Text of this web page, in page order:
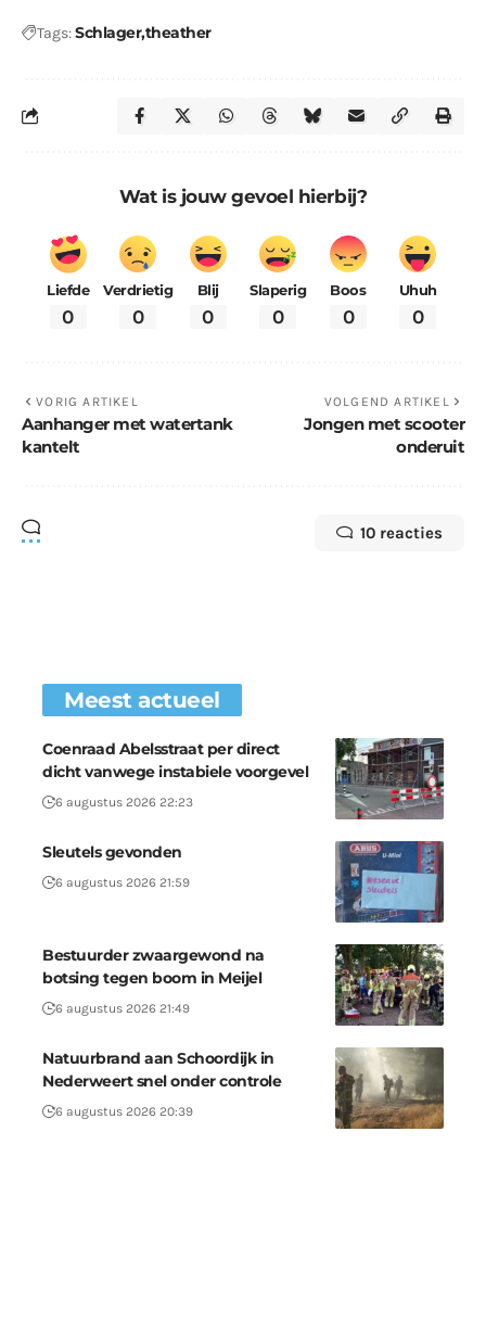
Tags:Schlagertheather
Wat is jouw gevoel hierbij?
Liefde
0
Verdrietig
0
Blij
0
Slaperig
0
Boos
0
Uhuh
0
VORIG ARTIKEL
Aanhanger met watertank
kantelt
VOLGEND ARTIKEL
Jongen met scooter
onderuit
10 reacties
Meest actueel
Coenraad Abelsstraat per direct
dicht vanwege instabiele voorgevel
6 augustus 2026 22:23
Sleutels gevonden
6 augustus 2026 21:59
Bestuurder zwaargewond na
botsing tegen boom in Meijel
6 augustus 2026 21:49
Natuurbrand aan Schoordijk in
Nederweert snel onder controle
6 augustus 2026 20:39